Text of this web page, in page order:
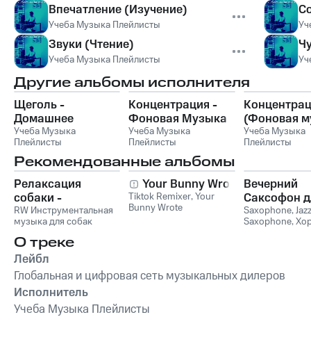
Впечатление (Изучение)
Учеба Музыка Плейлисты
Звуки (Чтение)
Учеба Музыка Плейлисты
Другие альбомы исполнителя
Щеголь -
Домашнее
задание
Учеба Музыка
Плейлисты
Концентрация -
Фоновая Музыка
Учеба Музыка
Плейлисты
(Фоновая
Учеба Музыка
Плейлисты
Рекомендованные альбомы
Релаксация
собаки -
Расслабляющая
музыка для собак,
успокаивающие и
успокаивающие
звуки для
животных,
антистрессовая
терапия,
RW Инструментальная
музыка для собак
Your Bunny Wrote
Tiktok Remixer,Your
Bunny Wrote
Вечерний
Саксофон
Души
Лаунж)
Saxophone,Jazz
Saxophone,
О треке
Лейбл
Глобальная и цифровая сеть музыкальных дилеров
Исполнитель
Учеба Музыка Плейлисты